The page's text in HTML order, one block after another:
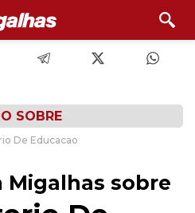
SOBRE
De Educacao
Migalhas sobre